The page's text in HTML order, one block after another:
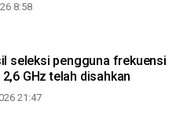
8:58
seleksi pengguna frekuensi
GHz telah disahkan
21:47